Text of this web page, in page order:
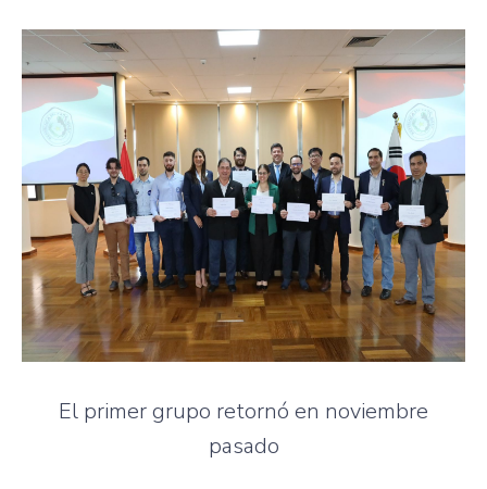
El primer grupo retornó en noviembre
pasado